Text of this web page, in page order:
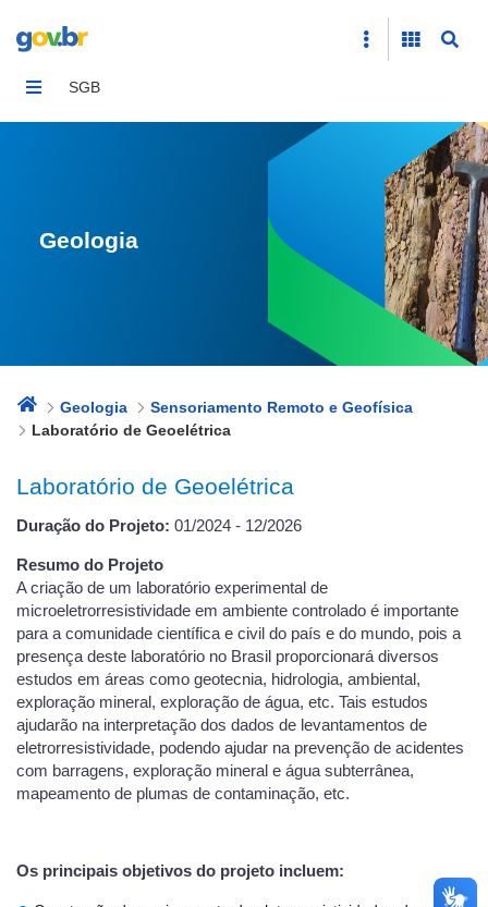
SGB
Geologia
Geologia
Sensoriamento Remoto e Geofísica
Laboratório de Geoelétrica
Laboratório de Geoelétrica
Duração do Projeto: 01/2024 - 12/2026
Resumo do Projeto
A criação de um laboratório experimental de
microeletrorresistividade em ambiente controlado é importante
para a comunidade científica e civil do país e do mundo, pois a
presença deste laboratório no Brasil proporcionará diversos
estudos em áreas como geotecnia, hidrologia, ambiental,
exploração mineral, exploração de água, etc. Tais estudos
ajudarão na interpretação dos dados de levantamentos de
eletrorresistividade, podendo ajudar na prevenção de acidentes
com barragens, exploração mineral e água subterrânea,
mapeamento de plumas de contaminação, etc.
Os principais objetivos do projeto incluem: